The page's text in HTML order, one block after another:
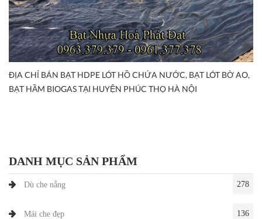
ĐỊA CHỈ BÁN BẠT HDPE LÓT HỒ CHỨA NƯỚC, BẠT LÓT BỜ AO,
BẠT HẦM BIOGAS TẠI HUYỆN PHÚC THỌ HÀ NỘI
DANH MỤC SẢN PHẨM
Dù che nắng 278
Mái che đẹp 136